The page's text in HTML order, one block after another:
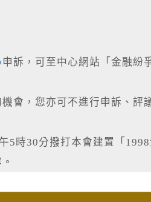
申訴，可至中心網站「金融紛
會，您亦可不進行申訴、評
5時30分撥打本會建置「